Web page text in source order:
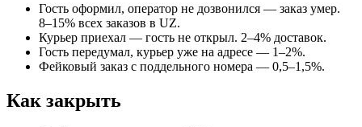
Гость оформил, оператор не дозвонился — заказ умер.
8–15% всех заказов в UZ.
Курьер приехал — гость не открыл. 2–4% доставок.
Гость передумал, курьер уже на адресе — 1–2%.
Фейковый заказ с поддельного номера — 0,5–1,5%.
Как закрыть